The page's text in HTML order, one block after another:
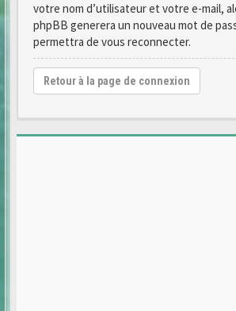
votre nom d’utilisateur et votre e-mail,
phpBB generera un nouveau mot de
permettra de vous reconnecter.
Retour à la page de connexion